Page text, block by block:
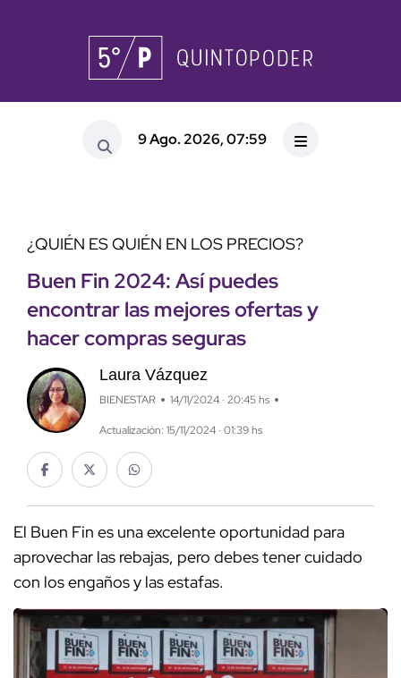
9 Ago. 2026, 07:59
¿QUIÉN ES QUIÉN EN LOS PRECIOS?
Buen Fin 2024: Así puedes
encontrar las mejores ofertas y
hacer compras seguras
Laura Vázquez
BIENESTAR 14/11/2024 · 20:45 hs
Actualización: 15/11/2024 · 01:39 hs
El Buen Fin es una excelente oportunidad para
aprovechar las rebajas, pero debes tener cuidado
con los engaños y las estafas.